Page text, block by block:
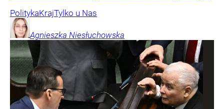
PolitykaKrajTylko u Nas
Agnieszka Niesłuchowska